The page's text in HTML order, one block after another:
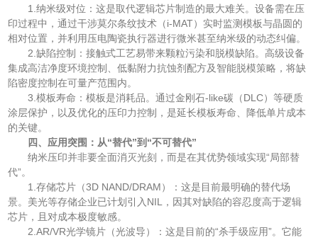
1.纳米级对位：这是取代逻辑芯片制造的最大难关。设备需在压
印过程中，通过干涉莫尔条纹技术（i-MAT）实时监测模板与晶圆的
相对位置，并利用压电陶瓷执行器进行微米甚至纳米级的动态纠偏。
2.缺陷控制：接触式工艺易带来颗粒污染和脱模缺陷。高级设备
集成高洁净度环境控制、低黏附力抗蚀剂配方及智能脱模策略，将缺
陷密度控制在可量产范围内。
3.模板寿命：模板是消耗品。通过金刚石-like碳（DLC）等硬质
涂层保护，以及优化的压印力控制，是延长模板寿命、降低单片成本
的关键。
四、应用突围：从“替代”到“不可替代”
纳米压印并非要全面消灭光刻，而是在其优势领域实现“局部替
代”。
1.存储芯片（3D NAND/DRAM）：这是目前最明确的替代场
景。美光等存储企业已计划引入NIL，因其对缺陷的容忍度高于逻辑
芯片，且对成本极度敏感。
2.AR/VR光学镜片（光波导）：这是目前的“杀手级应用”。它能